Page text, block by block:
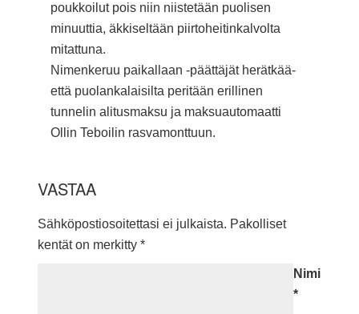
poukkoilut pois niin niistetään puolisen
minuuttia, äkkiseltään piirtoheitinkalvolta
mitattuna.
Nimenkeruu paikallaan -päättäjät herätkää-
että puolankalaisilta peritään erillinen
tunnelin alitusmaksu ja maksuautomaatti
Ollin Teboilin rasvamonttuun.
VASTAA
Sähköpostiosoitettasi ei julkaista. Pakolliset
kentät on merkitty *
Nimi
*